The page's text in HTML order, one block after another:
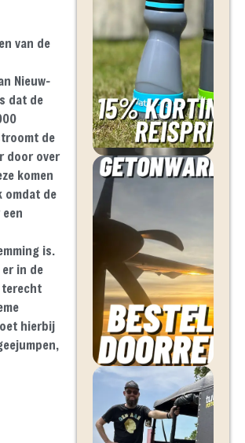
van de
Nieuw-
dat de
de
door over
komen
omdat de
is.
in de
terecht
hierbij